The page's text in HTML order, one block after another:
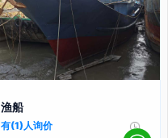
渔船
有(1)人询价